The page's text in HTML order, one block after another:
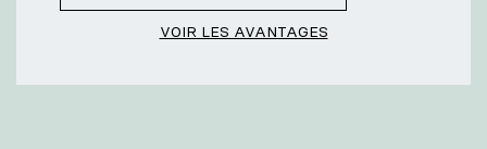
VOIR LES AVANTAGES